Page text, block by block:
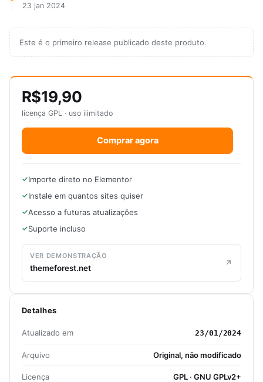
23 jan 2024
Este é o primeiro release publicado deste produto.
R$19,90
licença GPL · uso ilimitado
Comprar agora
Importe direto no Elementor
Instale em quantos sites quiser
Acesso a futuras atualizações
Suporte incluso
VER DEMONSTRAÇÃO
themeforest.net
Detalhes
Atualizado em 23/01/2024
Arquivo Original, não modificado
Licença GPL · GNU GPLv2+